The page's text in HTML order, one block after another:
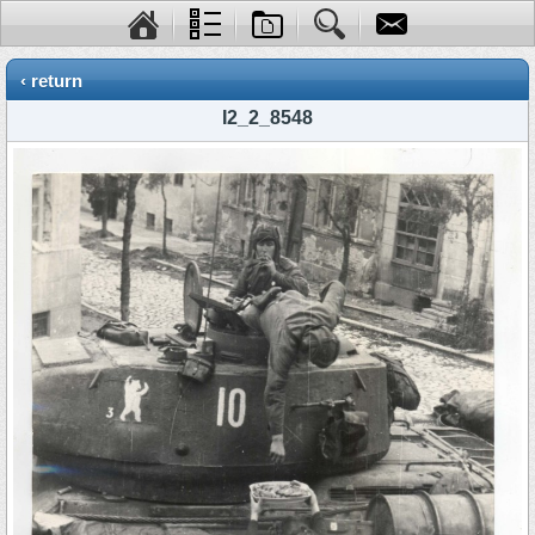
‹ return
I2_2_8548